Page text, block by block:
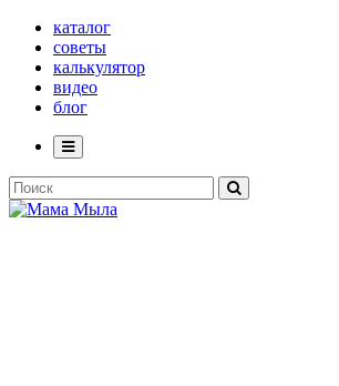
каталог
советы
калькулятор
видео
блог